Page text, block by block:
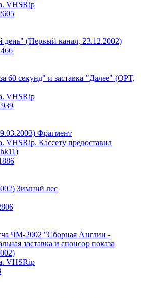
VHSRip
день" (Первый канал, 23.12.2002)
466
60 секунд" и заставка "Далее" (ОРТ,
VHSRip
Фрагмент
VHSRip. Кассету предоставил
Зимний лес
ЧМ-2002 "Сборная Англии -
заставка и спонсор показа
VHSRip